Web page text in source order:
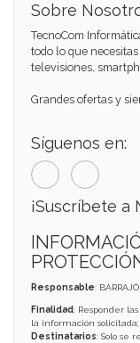
Sobre
TecnoCom
todo lo que
televisiones,
Grandes ofertas y
Síguenos en:
¡Suscríbete a
Responsable:
Finalidad: Responder
la información solicitada;
Destinatarios: Solo se